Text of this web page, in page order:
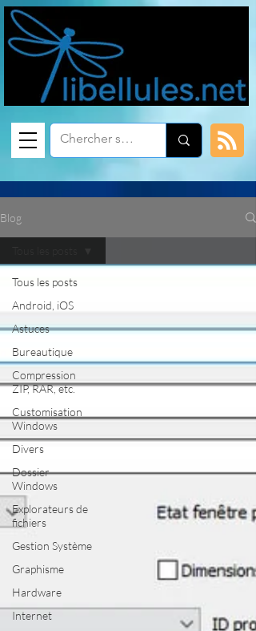
Blog
Tous les posts
Android, iOS
Astuces
Bureautique
Compression
ZIP, RAR, etc.
Customisation
Windows
Divers
Dossier
Windows
Explorateurs de
fichiers
Gestion Système
Graphisme
Hardware
Internet